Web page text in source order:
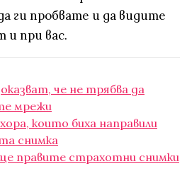
ги пробвате и да видите
и при вас.
че не трябва да
мрежи
които биха направили
снимка
правите страхотни снимки